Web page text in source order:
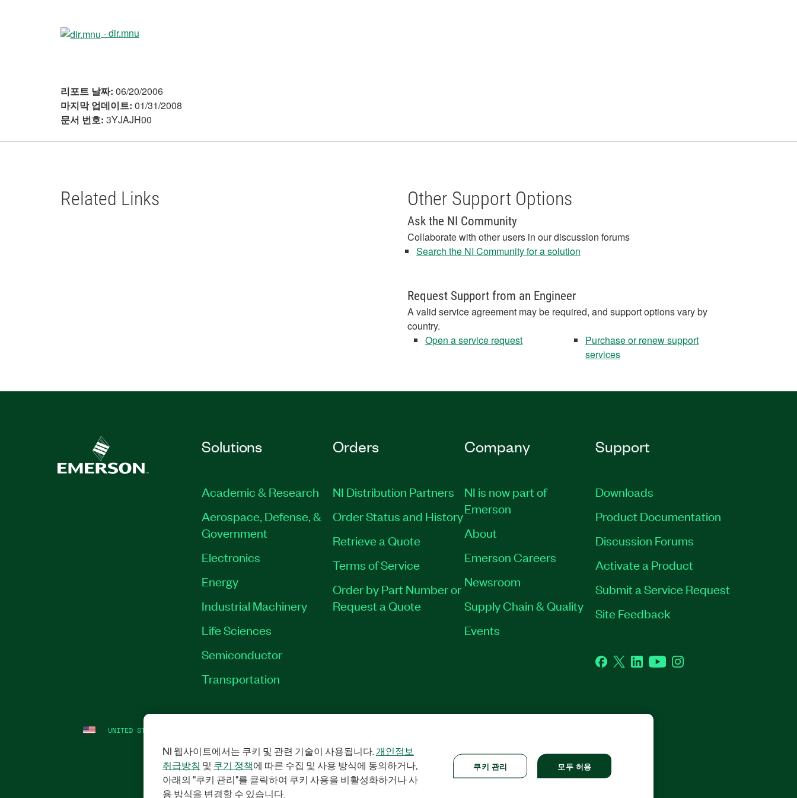
- dir.mnu
리포트 날짜: 06/20/2006
마지막 업데이트: 01/31/2008
문서 번호: 3YJAJH00
Related Links Other Support Options
Ask the NI Community
Collaborate with other users in our discussion forums
Search the NI Community for a solution
Request Support from an Engineer
A valid service agreement may be required, and support options vary by
country.
Open a service request
Purchase or renew support
services
Solutions
Academic & Research
Aerospace, Defense, &
Government
Electronics
Energy
Industrial Machinery
Life Sciences
Semiconductor
Transportation
Orders
NI Distribution Partners
Order Status and History
Retrieve a Quote
Terms of Service
Order by Part Number or
Request a Quote
Company
NI is now part of
Emerson
About
Emerson Careers
Newsroom
Supply Chain & Quality
Events
Support
Downloads
Product Documentation
Discussion Forums
Activate a Product
Submit a Service Request
Site Feedback
Facebook
TwitterLinkedInYouTubeInstagram
UNITED STATES (ENGLISH)
NI 웹사이트에서는 쿠키 및 관련 기술이 사용됩니다. 개인정보
취급방침 및 쿠기 정책에 따른 수집 및 사용 방식에 동의하거나,
아래의 "쿠키 관리"를 클릭하여 쿠키 사용을 비활성화하거나 사
용 방식을 변경할 수 있습니다.
쿠키 관리 모두 허용